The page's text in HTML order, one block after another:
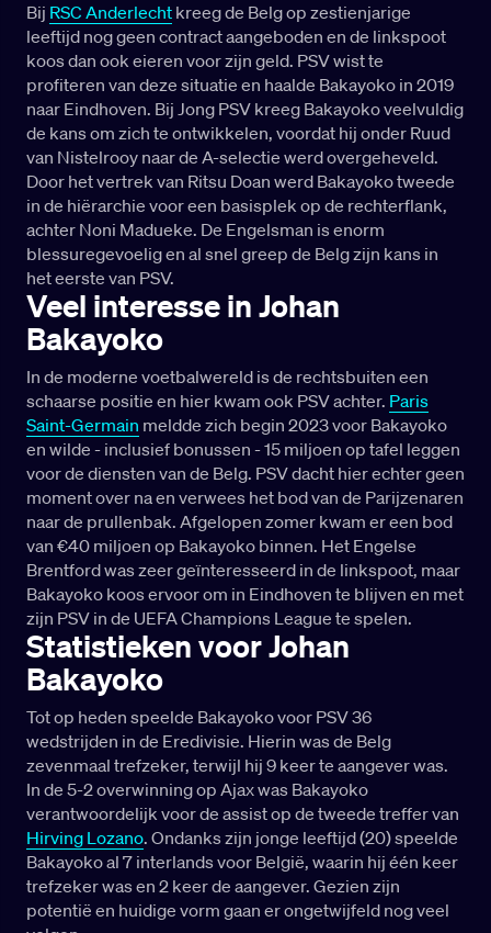
Bij RSC Anderlecht kreeg de Belg op zestienjarige
leeftijd nog geen contract aangeboden en de linkspoot
koos dan ook eieren voor zijn geld. PSV wist te
profiteren van deze situatie en haalde Bakayoko in 2019
naar Eindhoven. Bij Jong PSV kreeg Bakayoko veelvuldig
de kans om zich te ontwikkelen, voordat hij onder Ruud
van Nistelrooy naar de A-selectie werd overgeheveld.
Door het vertrek van Ritsu Doan werd Bakayoko tweede
in de hiërarchie voor een basisplek op de rechterflank,
achter Noni Madueke. De Engelsman is enorm
blessuregevoelig en al snel greep de Belg zijn kans in
het eerste van PSV.
Veel interesse in Johan
Bakayoko
In de moderne voetbalwereld is de rechtsbuiten een
schaarse positie en hier kwam ook PSV achter. Paris
Saint-Germain meldde zich begin 2023 voor Bakayoko
en wilde - inclusief bonussen - 15 miljoen op tafel leggen
voor de diensten van de Belg. PSV dacht hier echter geen
moment over na en verwees het bod van de Parijzenaren
naar de prullenbak. Afgelopen zomer kwam er een bod
van €40 miljoen op Bakayoko binnen. Het Engelse
Brentford was zeer geïnteresseerd in de linkspoot, maar
Bakayoko koos ervoor om in Eindhoven te blijven en met
zijn PSV in de UEFA Champions League te spelen.
Statistieken voor Johan
Bakayoko
Tot op heden speelde Bakayoko voor PSV 36
wedstrijden in de Eredivisie. Hierin was de Belg
zevenmaal trefzeker, terwijl hij 9 keer te aangever was.
In de 5-2 overwinning op Ajax was Bakayoko
verantwoordelijk voor de assist op de tweede treffer van
Hirving Lozano. Ondanks zijn jonge leeftijd (20) speelde
Bakayoko al 7 interlands voor België, waarin hij één keer
trefzeker was en 2 keer de aangever. Gezien zijn
potentië en huidige vorm gaan er ongetwijfeld nog veel